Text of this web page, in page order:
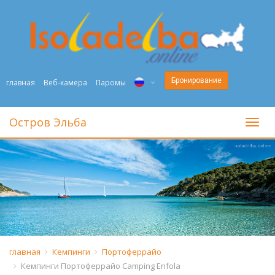
главная Веб-камера Паромы
ENG
DEU
NED
FRA
DAN
Бронирование
Остров Эльба
главная Кемпинги
Портоферрайо
Кемпинги Портоферрайо Camping Enfola